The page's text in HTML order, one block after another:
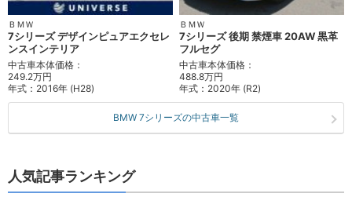
ＢＭＷ
7シリーズ デザインピュアエクセレ
ンスインテリア
中古車本体価格：
249.2万円
年式： 2016年 (H28)
ＢＭＷ
7シリーズ 後期 禁煙車 20AW 黒革
フルセグ
中古車本体価格：
488.8万円
年式： 2020年 (R2)
BMW 7シリーズの中古車一覧
人気記事ランキング